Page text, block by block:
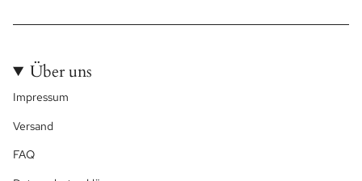
Über uns
Impressum
Versand
FAQ